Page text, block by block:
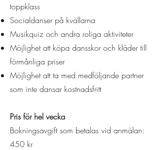
toppklass
Socialdanser på kvällarna
Musikquiz och andra roliga aktiviteter
Möjlighet att köpa dansskor och kläder till
förmånliga priser
Möjlighet att ta med medföljande partner
som inte dansar kostnadsfritt
Pris för hel vecka ​
Bokningsavgift som betalas vid anmälan:
450 kr